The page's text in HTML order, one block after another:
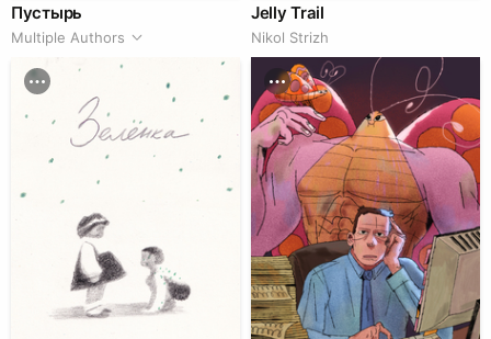
Пустырь
Multiple Authors
Jelly Trail
Nikol Strizh